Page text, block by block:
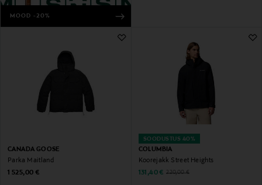
MOOD -20%
CANADA GOOSE
Parka Maitland
Original Price
1 525,00 €
SOODUSTUS 40%
COLUMBIA
Koorejakk Street Heights
Discounted Price
131,40 € Original Price
220,00 €